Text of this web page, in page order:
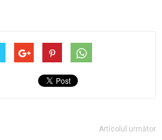
Articolul următor